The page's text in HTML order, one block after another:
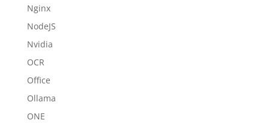
Nginx
NodeJS
Nvidia
OCR
Office
Ollama
ONE